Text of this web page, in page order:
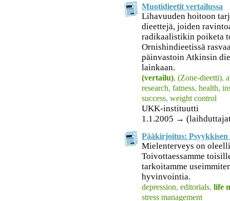
Muotidieetit vertailussa
Lihavuuden hoitoon
dieettejä, joiden
radikaalistikin poiketa
Ornishindieetissä
päinvastoin Atkinsin
lainkaan.
(vertailu), (Zone-dieetti),
research, fatness, health,
success, weight control
UKK-instituutti
1.1.2005 →
Pääkirjoitus:
Mielenterveys on
Toivottaessamme
tarkoitamme
hyvinvointia.
depression, editorials, life
stress management